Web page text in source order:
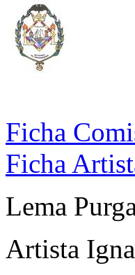
Ficha
Ficha
Lema
Artista